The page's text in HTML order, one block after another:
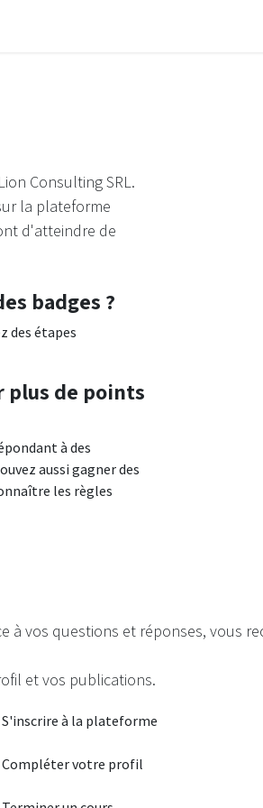
Consulting SRL.
la plateforme
d'atteindre de
badges ?
des étapes
plus de points
à des
aussi gagner des
les règles
à vos questions et réponses, vous
et vos publications.
S'inscrire à la plateforme
Compléter votre profil